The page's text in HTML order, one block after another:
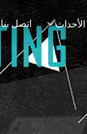
الأحداث اتصل بنا